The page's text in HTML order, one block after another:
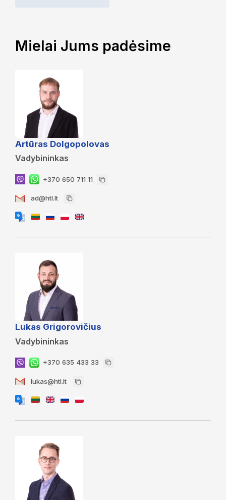
Mielai Jums padėsime
Artūras Dolgopolovas
Vadybininkas
+370 650 711 11
ad@htl.lt
Lukas Grigorovičius
Vadybininkas
+370 635 433 33
lukas@htl.lt